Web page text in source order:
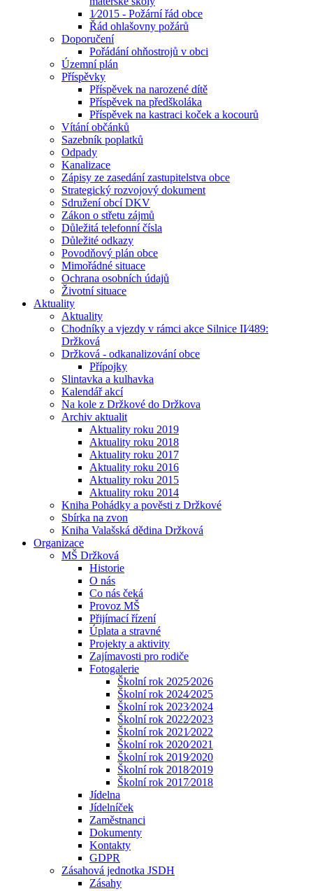
1⁄2015 - Požární řád obce
Řád ohlašovny požárů
Doporučení
Pořádání ohňostrojů v obci
Územní plán
Příspěvky
Příspěvek na narozené dítě
Příspěvek na předškoláka
Příspěvek na kastraci koček a kocourů
Vítání občánků
Sazebník poplatků
Odpady
Kanalizace
Zápisy ze zasedání zastupitelstva obce
Strategický rozvojový dokument
Sdružení obcí DKV
Zákon o střetu zájmů
Důležitá telefonní čísla
Důležité odkazy
Povodňový plán obce
Mimořádné situace
Ochrana osobních údajů
Životní situace
Aktuality
Aktuality
Chodníky a vjezdy v rámci akce Silnice II⁄489:
Držková
Držková - odkanalizování obce
Přípojky
Slintavka a kulhavka
Kalendář akcí
Na kole z Držkové do Držkova
Archiv aktualit
Aktuality roku 2019
Aktuality roku 2018
Aktuality roku 2017
Aktuality roku 2016
Aktuality roku 2015
Aktuality roku 2014
Kniha Pohádky a pověsti z Držkové
Sbírka na zvon
Kniha Valašská dědina Držková
Organizace
MŠ Držková
Historie
O nás
Co nás čeká
Provoz MŠ
Přijímací řízení
Úplata a stravné
Projekty a aktivity
Zajímavosti pro rodiče
Fotogalerie
Školní rok 2025⁄2026
Školní rok 2024⁄2025
Školní rok 2023⁄2024
Školní rok 2022⁄2023
Školní rok 2021⁄2022
Školní rok 2020⁄2021
Školní rok 2019⁄2020
Školní rok 2018⁄2019
Školní rok 2017⁄2018
Jídelna
Jídelníček
Zaměstnanci
Dokumenty
Kontakty
GDPR
Zásahová jednotka JSDH
Zásahy